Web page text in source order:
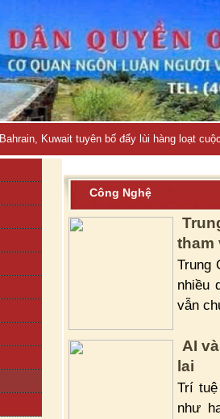
Bahrain, Kuwait tuyên bố đẩy lùi hàng loạt
Công Nghệ
tham
Trung
nhiều
vẫn
AI
lai
Trí
như